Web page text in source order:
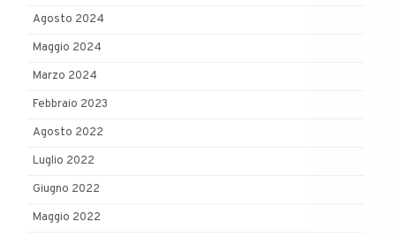
Agosto 2024
Maggio 2024
Marzo 2024
Febbraio 2023
Agosto 2022
Luglio 2022
Giugno 2022
Maggio 2022